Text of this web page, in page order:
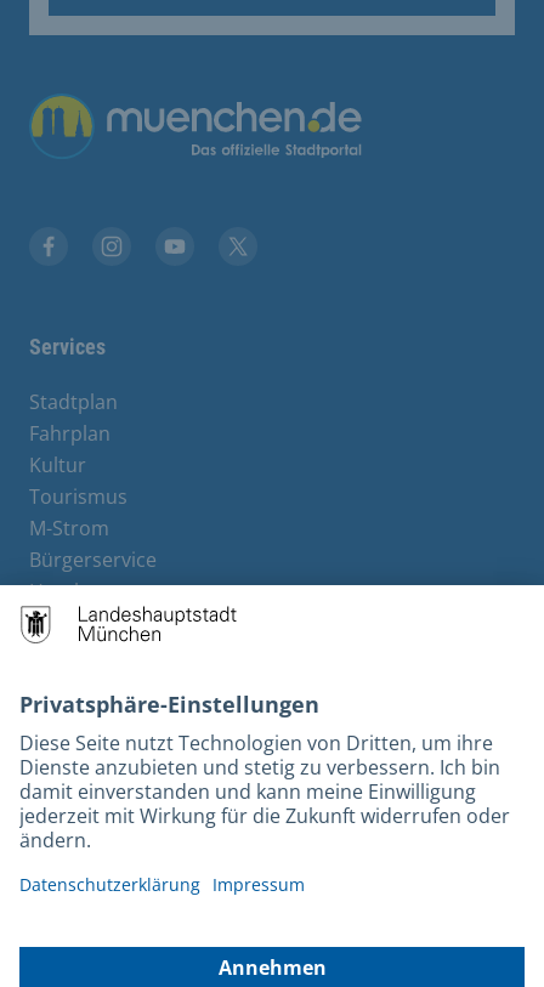
Services
Stadtplan
Fahrplan
Kultur
Tourismus
M-Strom
Bürgerservice
Hotels
Barrierefreiheit
Leichte Sprache
Gebärdensprache
Datenschutz
Impressum